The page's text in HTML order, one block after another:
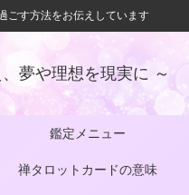
ごす方法をお伝えしています
夢や理想を現実に ～
鑑定メニュー
禅タロットカードの意味